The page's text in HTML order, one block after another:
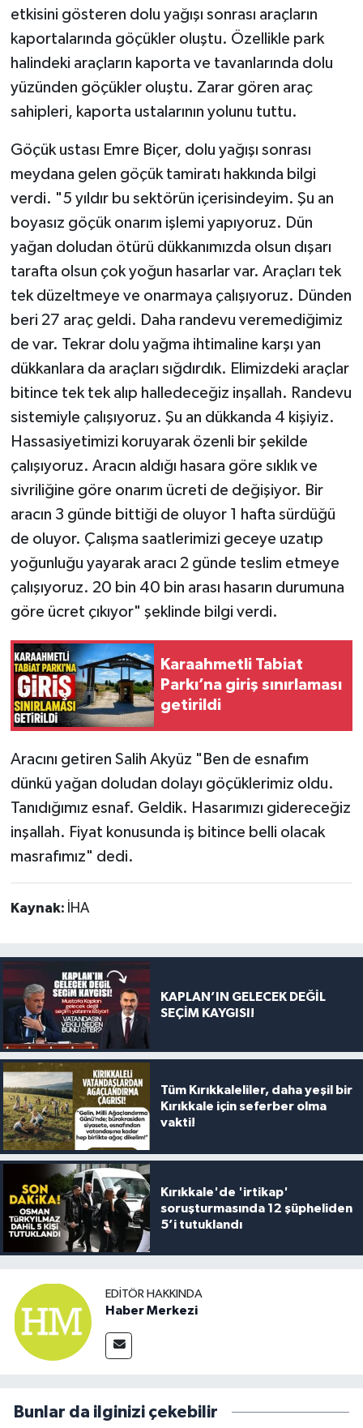
etkisini gösteren dolu yağışı sonrası araçların
kaportalarında göçükler oluştu. Özellikle park
halindeki araçların kaporta ve tavanlarında dolu
yüzünden göçükler oluştu. Zarar gören araç
sahipleri, kaporta ustalarının yolunu tuttu.
Göçük ustası Emre Biçer, dolu yağışı sonrası
meydana gelen göçük tamiratı hakkında bilgi
verdi. "5 yıldır bu sektörün içerisindeyim. Şu an
boyasız göçük onarım işlemi yapıyoruz. Dün
yağan doludan ötürü dükkanımızda olsun dışarı
tarafta olsun çok yoğun hasarlar var. Araçları tek
tek düzeltmeye ve onarmaya çalışıyoruz. Dünden
beri 27 araç geldi. Daha randevu veremediğimiz
de var. Tekrar dolu yağma ihtimaline karşı yan
dükkanlara da araçları sığdırdık. Elimizdeki araçlar
bitince tek tek alıp halledeceğiz inşallah. Randevu
sistemiyle çalışıyoruz. Şu an dükkanda 4 kişiyiz.
Hassasiyetimizi koruyarak özenli bir şekilde
çalışıyoruz. Aracın aldığı hasara göre sıklık ve
sivriliğine göre onarım ücreti de değişiyor. Bir
aracın 3 günde bittiği de oluyor 1 hafta sürdüğü
de oluyor. Çalışma saatlerimizi geceye uzatıp
yoğunluğu yayarak aracı 2 günde teslim etmeye
çalışıyoruz. 20 bin 40 bin arası hasarın durumuna
göre ücret çıkıyor" şeklinde bilgi verdi.
Karaahmetli Tabiat
Parkı’na giriş sınırlaması
getirildi
Aracını getiren Salih Akyüz "Ben de esnafım
dünkü yağan doludan dolayı göçüklerimiz oldu.
Tanıdığımız esnaf. Geldik. Hasarımızı gidereceğiz
inşallah. Fiyat konusunda iş bitince belli olacak
masrafımız" dedi.
Kaynak: İHA
KAPLAN’IN GELECEK DEĞİL
SEÇİM KAYGISI!
Tüm Kırıkkaleliler, daha yeşil bir
Kırıkkale için seferber olma
vakti!
Kırıkkale'de 'irtikap'
soruşturmasında 12 şüpheliden
5’i tutuklandı
EDITÖR HAKKINDA
Haber Merkezi
Bunlar da ilginizi çekebilir